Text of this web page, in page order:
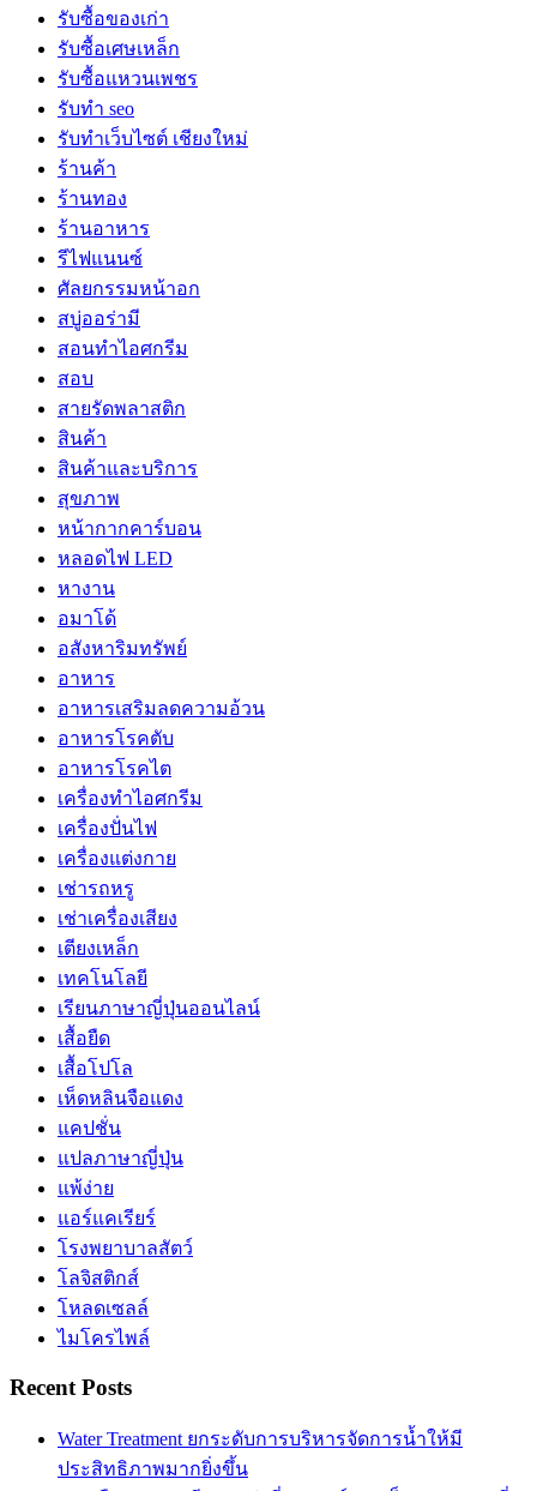
รับซื้อของเก่า
รับซื้อเศษเหล็ก
รับซื้อแหวนเพชร
รับทำ seo
รับทำเว็บไซต์ เชียงใหม่
ร้านค้า
ร้านทอง
ร้านอาหาร
รีไฟแนนซ์
ศัลยกรรมหน้าอก
สบู่ออร่ามี
สอนทำไอศกรีม
สอบ
สายรัดพลาสติก
สินค้า
สินค้าและบริการ
สุขภาพ
หน้ากากคาร์บอน
หลอดไฟ LED
หางาน
อมาโด้
อสังหาริมทรัพย์
อาหาร
อาหารเสริมลดความอ้วน
อาหารโรคตับ
อาหารโรคไต
เครื่องทำไอศกรีม
เครื่องปั่นไฟ
เครื่องแต่งกาย
เช่ารถหรู
เช่าเครื่องเสียง
เตียงเหล็ก
เทคโนโลยี
เรียนภาษาญี่ปุ่นออนไลน์
เสื้อยืด
เสื้อโปโล
เห็ดหลินจือแดง
แคปชั่น
แปลภาษาญี่ปุ่น
แพ้ง่าย
แอร์แคเรียร์
โรงพยาบาลสัตว์
โลจิสติกส์
โหลดเซลล์
ไมโครไพล์
Recent Posts
Water Treatment ยกระดับการบริหารจัดการน้ำให้มี
ประสิทธิภาพมากยิ่งขึ้น